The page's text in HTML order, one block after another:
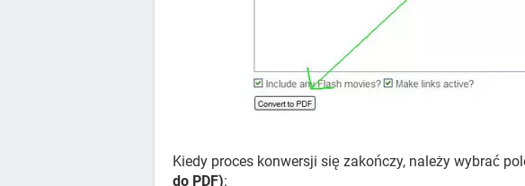
Kiedy proces konwersji się zakończy, należy wybrać
do PDF):